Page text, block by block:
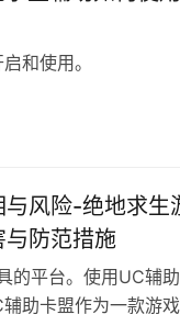
和使用。
风险-绝地求生
防范措施
的平台。使用UC辅
助卡盟作为一款游戏